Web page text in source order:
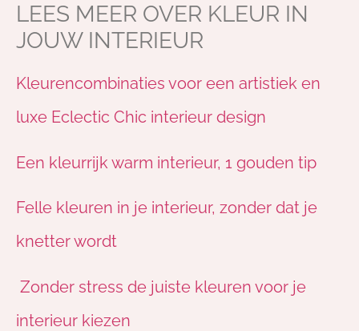
LEES MEER OVER KLEUR IN
JOUW INTERIEUR
Kleurencombinaties voor een artistiek en
luxe Eclectic Chic interieur design
Een kleurrijk warm interieur, 1 gouden tip
Felle kleuren in je interieur, zonder dat je
knetter wordt
Zonder stress de juiste kleuren voor je
interieur kiezen